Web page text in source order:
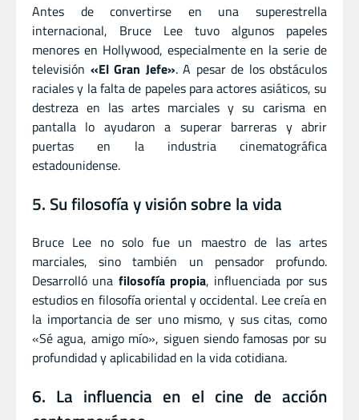
Antes de convertirse en una superestrella
internacional, Bruce Lee tuvo algunos papeles
menores en Hollywood, especialmente en la serie de
televisión «El Gran Jefe». A pesar de los obstáculos
raciales y la falta de papeles para actores asiáticos, su
destreza en las artes marciales y su carisma en
pantalla lo ayudaron a superar barreras y abrir
puertas en la industria cinematográfica
estadounidense.
5. Su filosofía y visión sobre la vida
Bruce Lee no solo fue un maestro de las artes
marciales, sino también un pensador profundo.
Desarrolló una filosofía propia, influenciada por sus
estudios en filosofía oriental y occidental. Lee creía en
la importancia de ser uno mismo, y sus citas, como
«Sé agua, amigo mío», siguen siendo famosas por su
profundidad y aplicabilidad en la vida cotidiana.
6. La influencia en el cine de acción